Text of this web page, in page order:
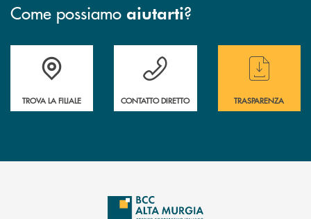
Come possiamo aiutarti?
Accedi all' elenco completo delle filiali
TROVA LA FILIALE
Hai bisogno di assistenza immediata ?
CONTATTO DIRETTO
Hai bisogno di
TRASPARENZA